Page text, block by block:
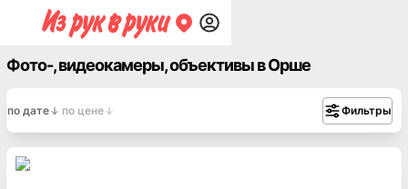
Фото-, видеокамеры, объективы в Орше
по дате по цене Фильтры